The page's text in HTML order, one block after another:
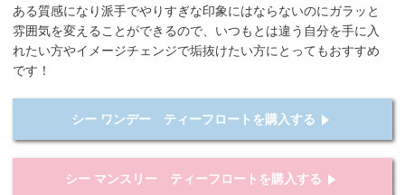
ある質感になり派手でやりすぎな印象にはならないのにガラッと
雰囲気を変えることができるので、いつもとは違う自分を手に入
れたい方やイメージチェンジで垢抜けたい方にとってもおすすめ
です！
シー ワンデー ティーフロートを購入する
シー マンスリー ティーフロートを購入する